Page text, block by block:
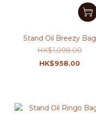
Stand Oil Breezy Bag
HK$1,098.00
HK$958.00